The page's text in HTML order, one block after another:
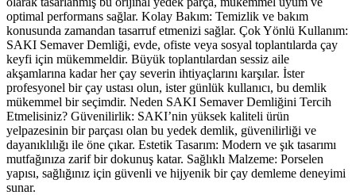
optimal performans sağlar. Kolay Bakım: Temizlik ve bakım
konusunda zamandan tasarruf etmenizi sağlar. Çok Yönlü Kullanım:
SAKI Semaver Demliği, evde, ofiste veya sosyal toplantılarda çay
keyfi için mükemmeldir. Büyük toplantılardan sessiz aile
akşamlarına kadar her çay severin ihtiyaçlarını karşılar. İster
profesyonel bir çay ustası olun, ister günlük kullanıcı, bu demlik
mükemmel bir seçimdir. Neden SAKI Semaver Demliğini Tercih
Etmelisiniz? Güvenilirlik: SAKI’nin yüksek kaliteli ürün
yelpazesinin bir parçası olan bu yedek demlik, güvenilirliği ve
dayanıklılığı ile öne çıkar. Estetik Tasarım: Modern ve şık tasarımı
mutfağınıza zarif bir dokunuş katar. Sağlıklı Malzeme: Porselen
yapısı, sağlığınız için güvenli ve hijyenik bir çay demleme deneyimi
sunar.